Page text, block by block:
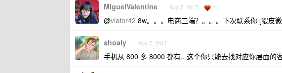
MiguelValentine Aug 7, 2017 1
@viator42 8w。。。电商三端？。。。下次联系你 [猥皮
shoaly Aug 7, 2017
手机从 800 多 8000 都有.. 这个你只能去找对应你层面的